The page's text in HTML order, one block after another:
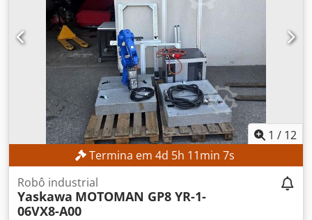
1 / 12
Termina em 4d 5h 11min 5s
Robô industrial
Yaskawa MOTOMAN GP8 YR-1-
06VX8-A00